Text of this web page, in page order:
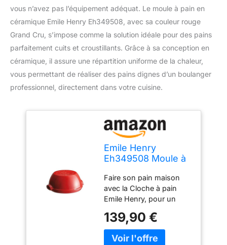
vous n’avez pas l’équipement adéquat. Le moule à pain en
céramique Emile Henry Eh349508, avec sa couleur rouge
Grand Cru, s’impose comme la solution idéale pour des pains
parfaitement cuits et croustillants. Grâce à sa conception en
céramique, il assure une répartition uniforme de la chaleur,
vous permettant de réaliser des pains dignes d’un boulanger
professionnel, directement dans votre cuisine.
Emile Henry
Eh349508 Moule à
Rouge Grand Cru
Faire son pain maison
avec la Cloche à pain
Emile Henry, pour un
cuisson traditionnelle en
four à pain. Notre
céramique innovante
139,90 €